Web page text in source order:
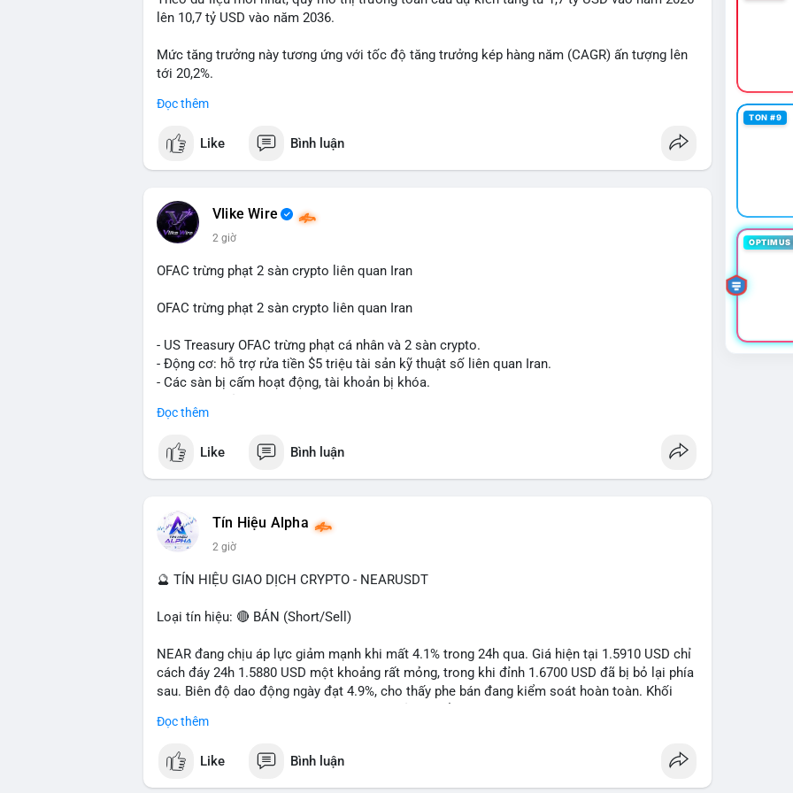
#99dot6btc #capvoichuyentien
lên 10,7 tỷ USD vào năm 2036.
Mức tăng trưởng này tương ứng với tốc độ tăng trưởng kép hàng năm (CAGR) ấn tượng lên
tới 20,2%.
Điều gì đang thúc đẩy sự tăng trưởng vượt bậc này? Hãy cùng theo dõi các phân tích chuyên
Đọc thêm
Like Bình luận
Vlike Wire
2 giờ
OFAC trừng phạt 2 sàn crypto liên quan Iran
OFAC trừng phạt 2 sàn crypto liên quan Iran
- US Treasury OFAC trừng phạt cá nhân và 2 sàn crypto.
- Động cơ: hỗ trợ rửa tiền $5 triệu tài sản kỹ thuật số liên quan Iran.
- Các sàn bị cấm hoạt động, tài khoản bị khóa.
$btc $eth
#vlikevn #titanbot
📰 Nguồn: Cointelegraph
Đọc thêm
Like Bình luận
Tín Hiệu Alpha
2 giờ
🔮 TÍN HIỆU GIAO DỊCH CRYPTO - NEARUSDT
Loại tín hiệu: 🔴 BÁN (Short/Sell)
NEAR đang chịu áp lực giảm mạnh khi mất 4.1% trong 24h qua. Giá hiện tại 1.5910 USD chỉ
cách đáy 24h 1.5880 USD một khoảng rất mỏng, trong khi đỉnh 1.6700 USD đã bị bỏ lại phía
sau. Biên độ dao động ngày đạt 4.9%, cho thấy phe bán đang kiểm soát hoàn toàn. Khối
đang tiếp diễn.
Khuyến nghị giao dịch:
- Vùng Entry: 1.5910 - 1.5980
Đọc thêm
Like Bình luận
TON #9
OPTIMUS